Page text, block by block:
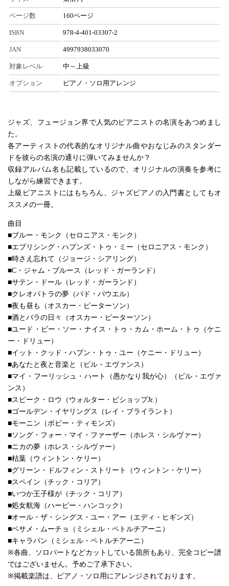
ページ数 160ページ
ISBN 978-4-401-03307-2
JAN 4997938033070
対象レベル 中～上級
オプション ピアノ・ソロ用アレンジ
ジャズ、フュージョン界で人気のピアニストの名演をあつめまし
た。
各アーティストの代表的なオリジナル曲やおなじみのスタンダー
ドを彼らの名演の通りに弾いてみませんか？
収録アルバム名も記載しているので、オリジナルの演奏を参考に
しながら練習できます。
上級ピアニストにはもちろん、ジャズピアノの入門書としてもオ
ススメの一冊。
曲目
■ブルー・モンク（セロニアス・モンク）
■エブリシング・ハプンズ・トゥ・ミー（セロニアス・モンク）
■時さえ忘れて（ジョージ・シアリング）
■C・ジャム・ブルース（レッド・ガーランド）
■サテン・ドール（レッド・ガーランド）
■クレオパトラの夢（バド・パウエル）
■夜も昼も（オスカー・ピーターソン）
■酒とバラの日々（オスカー・ピーターソン）
■ユード・ビー・ソー・ナイス・トゥ・カム・ホーム・トゥ（ケニ
ー・ドリュー）
■イット・クッド・ハプン・トゥ・ユー（ケニー・ドリュー）
■あなたと夜と音楽と（ビル・エヴァンス）
■マイ・フーリッシュ・ハート（愚かなり我が心）（ビル・エヴァ
ンス）
■スピーク・ロウ（ウォルター・ビショップJr.）
■ゴールデン・イヤリングス（レイ・ブライラント）
■モーニン（ボビー・ティモンズ）
■ソング・フォー・マイ・ファーザー（ホレス・シルヴァー）
■ニカの夢（ホレス・シルヴァー）
■枯葉（ウィントン・ケリー）
■グリーン・ドルフィン・ストリート（ウィントン・ケリー）
■スペイン（チック・コリア）
■いつか王子様が（チック・コリア）
■処女航海（ハービー・ハンコック）
■オール・ザ・シングス・ユー・アー（エディ・ヒギンズ）
■ベサメ・ムーチョ（ミシェル・ペトルチアーニ）
■キャラバン（ミシェル・ペトルチアーニ）
※各曲、ソロパートなどカットしている箇所もあり、完全コピー譜
ではございません。予めご了承下さい。
※掲載楽譜は、ピアノ・ソロ用にアレンジされております。